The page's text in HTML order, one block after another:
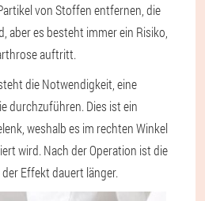
von Stoffen entfernen, die
aber es besteht immer ein Risiko,
auftritt.
die Notwendigkeit, eine
durchzuführen. Dies ist ein
weshalb es im rechten Winkel
wird. Nach der Operation ist die
Effekt dauert länger.